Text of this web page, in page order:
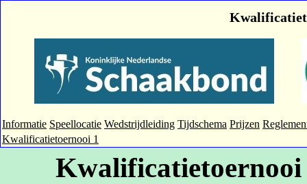
Informatie Speellocatie Wedstrijdleiding Tijdschema Prijzen
Kwalificatietoernooi 1